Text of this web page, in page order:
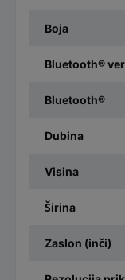
Boja
Bluetooth®
Bluetooth®
Dubina
Visina
Širina
Zaslon (inči)